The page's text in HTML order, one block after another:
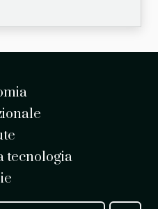
tecnologia